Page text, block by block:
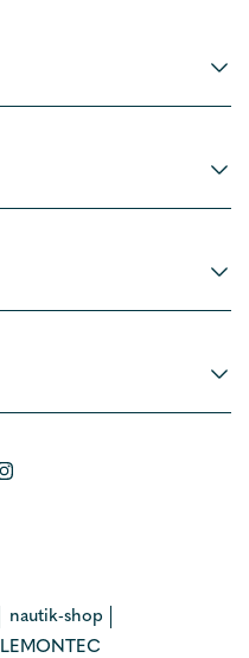
nautik-shop
LEMONTEC